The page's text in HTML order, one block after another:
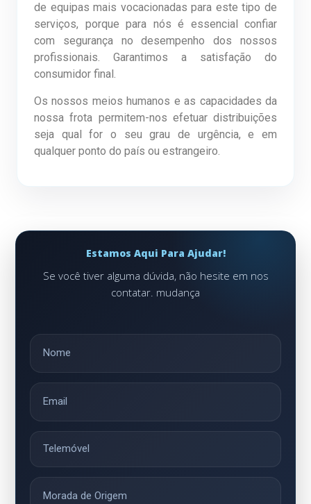
de equipas mais vocacionadas para este tipo de
serviços, porque para nós é essencial confiar
com segurança no desempenho dos nossos
profissionais. Garantimos a satisfação do
consumidor final.
Os nossos meios humanos e as capacidades da
nossa frota permitem-nos efetuar distribuições
seja qual for o seu grau de urgência, e em
qualquer ponto do país ou estrangeiro.
Estamos Aqui Para Ajudar!
Se você tiver alguma dúvida, não hesite em nos
contatar. mudança